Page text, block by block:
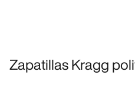
Zapatillas Kragg